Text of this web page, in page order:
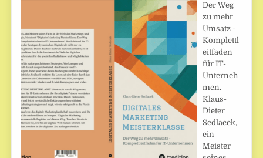
Der Weg
zu mehr
Umsatz -
Komplettl
eitfaden
für IT-
Unterneh
men.
Klaus-
Dieter
Sedlacek,
ein
Meister